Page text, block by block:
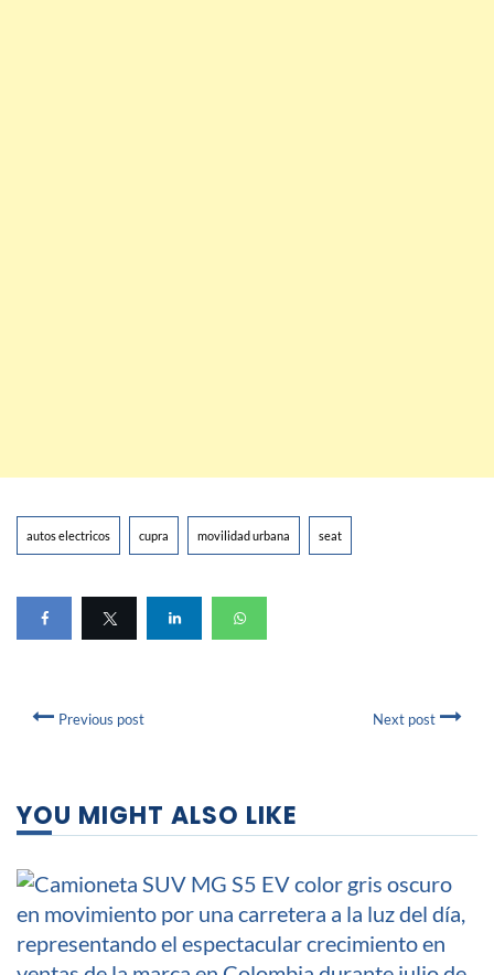
autos electricos cupra movilidad urbana seat
Previous post Next post
YOU MIGHT ALSO LIKE